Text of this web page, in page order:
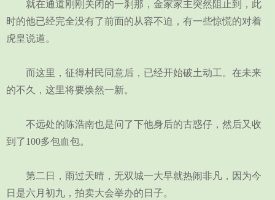
小
就在通道刚刚关闭的一刹那，金家家主突然阻止到，此
时的他已经完全没有了前面的从容不迫，有一些惊慌的对着
虎皇说道。
而这里，征得村民同意后，已经开始破土动工。在未来
的不久，这里将要焕然一新。
不远处的陈浩南也是问了下他身后的古惑仔，然后又收
到了100多包血包。
第二日，雨过天晴，无双城一大早就热闹非凡，因为今
日是六月初九，拍卖大会举办的日子。